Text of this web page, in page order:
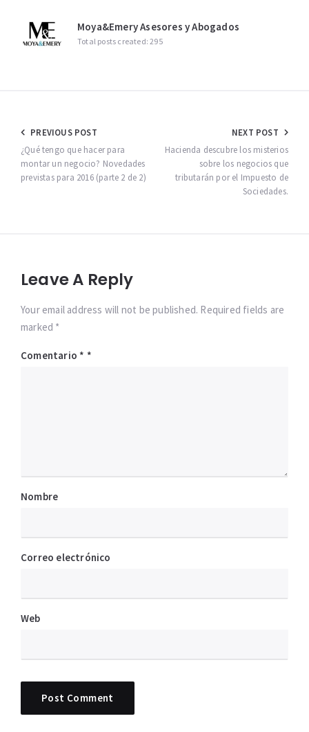
Moya&Emery Asesores y Abogados
Total posts created: 295
Navegación
de
entradas
PREVIOUS POST
¿Qué tengo que hacer para
montar un negocio? Novedades
previstas para 2016 (parte 2 de 2)
NEXT POST
Hacienda descubre los misterios
sobre los negocios que
tributarán por el Impuesto de
Sociedades.
Leave A Reply
Your email address will not be published. Required fields are
marked *
Comentario *
Nombre
Correo electrónico
Web